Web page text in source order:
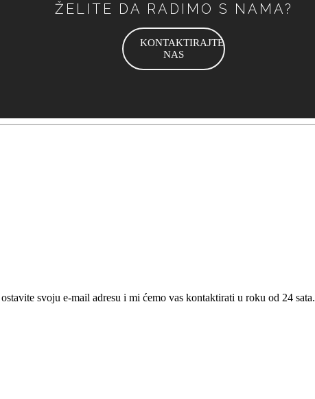
ŽELITE DA RADIMO S NAMA?
KONTAKTIRAJTE
NAS
svoju e-mail adresu i mi ćemo vas kontaktirati u roku od 24 sata.